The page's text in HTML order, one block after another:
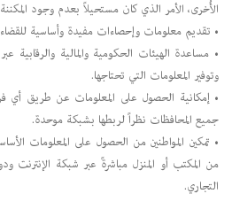
الأُخرى، الأمر الذي كان مستحيلاً بعدم وجود
• تقديم معلومات وإحصاءات مفيدة وأساسية
• مساعدة الهيئات الحكومية والمالية والرقابية
وتوفير المعلومات التي تحتاجها.
• إمكانية الحصول على المعلومات عن طريق أي
جميع المحافظات نظراً لربطها بشبكة موحدة.
• تمكين المواطنين من الحصول على المعلومات
من المكتب أو المنزل مباشرةً عبر شبكة الإنترنت
التجاري.